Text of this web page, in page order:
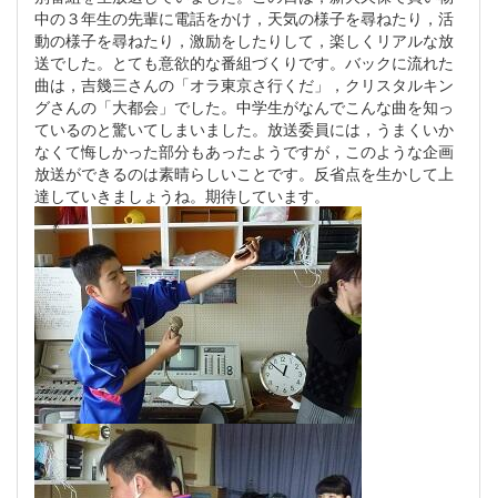
中の３年生の先輩に電話をかけ，天気の様子を尋ねたり，活
動の様子を尋ねたり，激励をしたりして，楽しくリアルな放
送でした。とても意欲的な番組づくりです。バックに流れた
曲は，吉幾三さんの「オラ東京さ行くだ」，クリスタルキン
グさんの「大都会」でした。中学生がなんでこんな曲を知っ
ているのと驚いてしまいました。放送委員には，うまくいか
なくて悔しかった部分もあったようですが，このような企画
放送ができるのは素晴らしいことです。反省点を生かして上
達していきましょうね。期待しています。